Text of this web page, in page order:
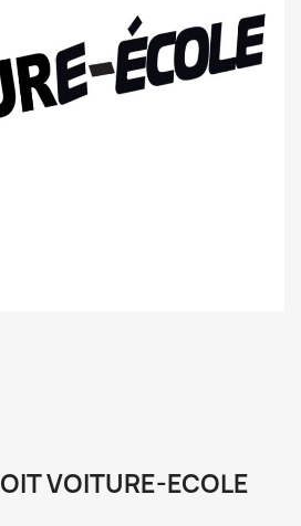
VOITURE-ECOLE